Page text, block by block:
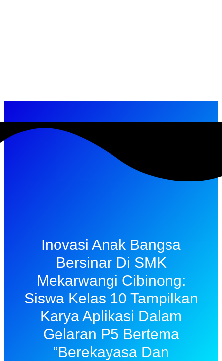
Inovasi Anak Bangsa
Bersinar Di SMK
Mekarwangi Cibinong:
Siswa Kelas 10 Tampilkan
Karya Aplikasi Dalam
Gelaran P5 Bertema
“Berekayasa Dan